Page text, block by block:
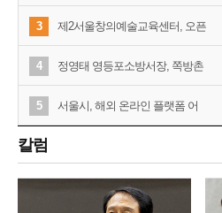
3 제2서울창의예술교육센터, 오픈
4 정영태 영등포소방서장, 쪽방촌
5 서울시, 해외 온라인 플랫폼 어
칼럼